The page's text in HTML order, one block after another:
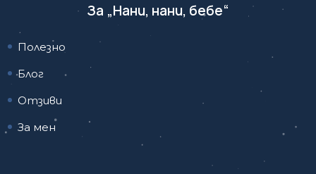
За „Нани, нани, бебе“
Полезно
Блог
Отзиви
За мен